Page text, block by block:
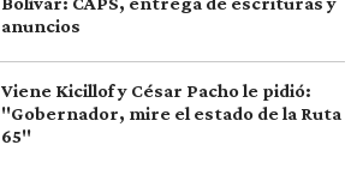
anuncios
Viene Kicillof y César Pacho le pidió:
"Gobernador, mire el estado de la Ruta
65"